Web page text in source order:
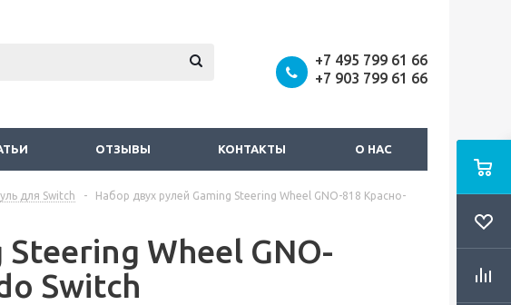
+7 495 799 61 66
+7 903 799 61 66
ОТЗЫВЫ КОНТАКТЫ О НАС
для Switch -
Набор двух рулей Gaming Steering Wheel GNO-818 Красно-
Wheel GNO-
Switch